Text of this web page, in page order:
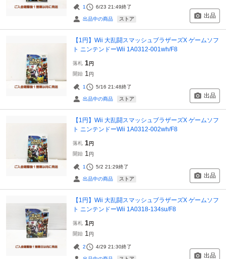
1 6/23 21:49終了
出品中の商品 ストア 出品
【1円】Wii 大乱闘スマッシュブラザーズX ゲームソフ
ト ニンテンドーWii 1A0312-001wh/F8
落札 1円
開始 1 円
1 5/16 21:48終了
出品中の商品 ストア 出品
【1円】Wii 大乱闘スマッシュブラザーズX ゲームソフ
ト ニンテンドーWii 1A0312-002wh/F8
落札 1円
開始 1 円
1 5/2 21:29終了
出品中の商品 ストア 出品
【1円】Wii 大乱闘スマッシュブラザーズX ゲームソフ
ト ニンテンドーWii 1A0318-134su/F8
落札 1円
開始 1 円
2 4/29 21:30終了
出品